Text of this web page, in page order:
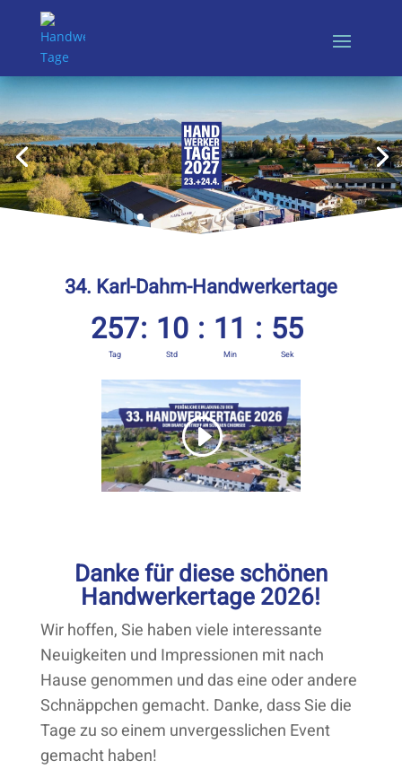
34. Karl-Dahm-Handwerkertage
257
Tag
: 10
Std
: 11
Min
: 54
Sek
Danke für diese schönen
Handwerkertage 2026!
Wir hoffen, Sie haben viele interessante
Neuigkeiten und Impressionen mit nach
Hause genommen und das eine oder andere
Schnäppchen gemacht. Danke, dass Sie die
Tage zu so einem unvergesslichen Event
gemacht haben!